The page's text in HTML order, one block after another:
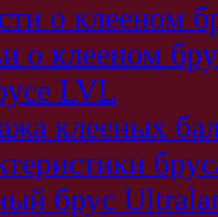
о клееном
о клееном
LVL
клееных
брус